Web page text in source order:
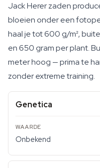
Jack Herer zaden
bloeien onder een
haal je tot 600 g/m²,
en 650 gram per plant.
meter hoog — prima te
zonder extreme training.
Genetica
Onbekend